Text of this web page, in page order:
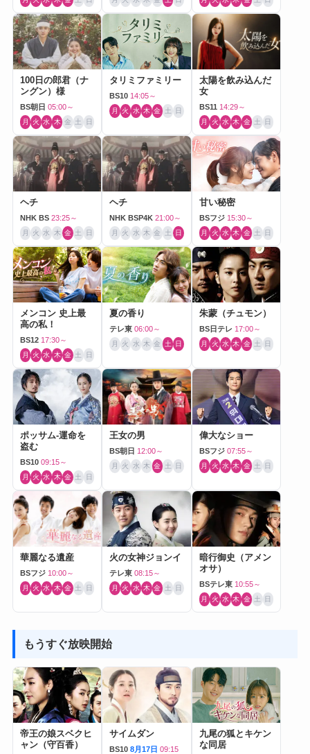
100日の郎君（ナ
ングン）様
BS朝日 05:00～
月 火 水 木 金 土 日
タリミファミリー
BS10 14:05～
月 火 水 木 金 土 日
太陽を飲み込んだ
女
BS11 14:29～
月 火 水 木 金 土 日
ヘチ
NHK BS 23:25～
月 火 水 木 金 土 日
ヘチ
NHK BSP4K 21:00～
月 火 水 木 金 土 日
甘い秘密
BSフジ 15:30～
月 火 水 木 金 土 日
メンコン 史上最
高の私！
BS12 17:30～
月 火 水 木 金 土 日
夏の香り
テレ東 06:00～
月 火 水 木 金 土 日
朱蒙（チュモン）
BS日テレ 17:00～
月 火 水 木 金 土 日
ポッサム-運命を
盗む
BS10 09:15～
月 火 水 木 金 土 日
王女の男
BS朝日 12:00～
月 火 水 木 金 土 日
偉大なショー
BSフジ 07:55～
月 火 水 木 金 土 日
華麗なる遺産
BSフジ 10:00～
月 火 水 木 金 土 日
火の女神ジョンイ
テレ東 08:15～
月 火 水 木 金 土 日
暗行御史（アメン
オサ）
BSテレ東 10:55～
月 火 水 木 金 土 日
もうすぐ放映開始
帝王の娘スベクヒ
ャン（守百香）
サイムダン
BS10 8月17日 09:15
九尾の狐とキケン
な同居